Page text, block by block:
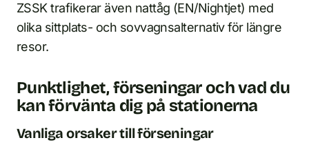
ZSSK trafikerar även nattåg (EN/Nightjet) med
olika sittplats- och sovvagnsalternativ för längre
resor.
Punktlighet, förseningar och vad du
kan förvänta dig på stationerna
Vanliga orsaker till förseningar